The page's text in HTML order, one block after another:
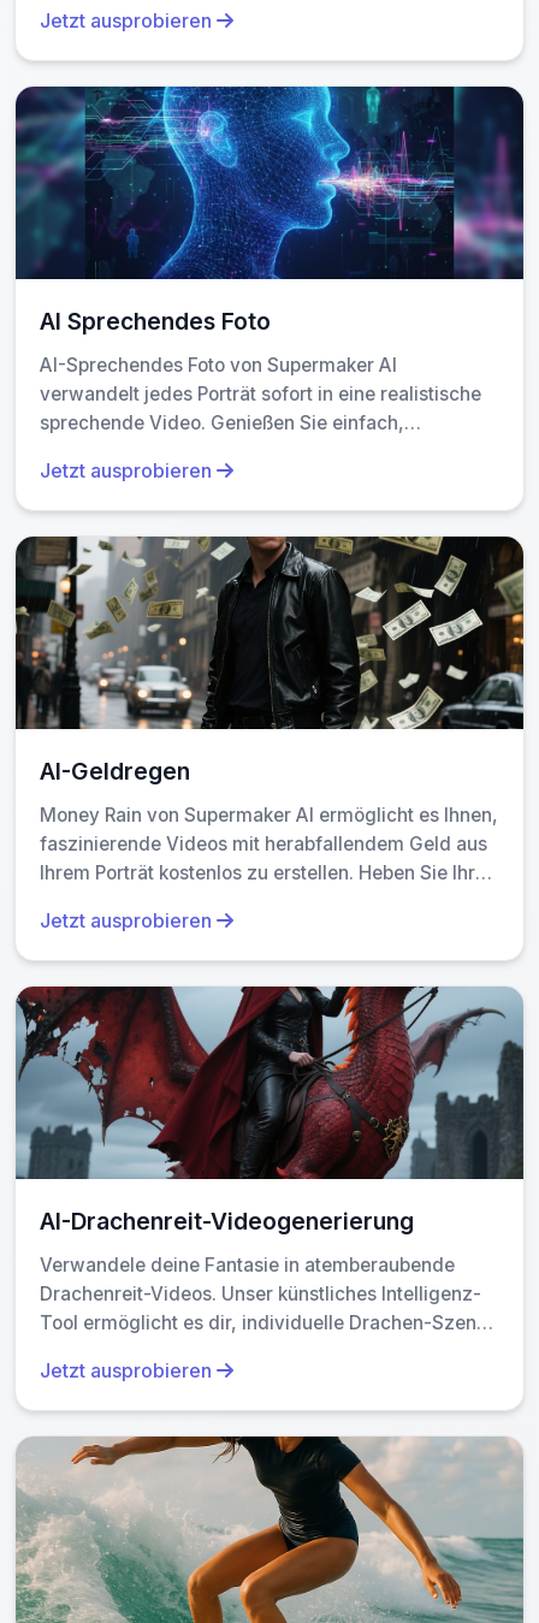
Teufelsverwandlungen, grünem Haut, Geschwüren,
schwarzen Adern und realistischen Kopfdrehungen
– alles mit Soundeffekten. Perfekt, um ohne Mühe
hochgelobtes Horrormaterial zu erstellen.
Jetzt ausprobieren
AI Sprechendes Foto
AI-Sprechendes Foto von Supermaker AI
verwandelt jedes Porträt sofort in eine realistische
sprechende Video. Genießen Sie einfach,
erforderlich. Perfekt, um Spaß und Engagement zu
Fotos mit lebensnahen Ergebnissen hinzuzufügen.
Jetzt ausprobieren
AI-Geldregen
Money Rain von Supermaker AI ermöglicht es Ihnen,
faszinierende Videos mit herabfallendem Geld aus
Ihrem Porträt kostenlos zu erstellen. Heben Sie Ihr
hervor, die Wohlstand und Spaß betonen und
Engagement mühelos steigern.
Jetzt ausprobieren
AI-Drachenreit-Videogenerierung
Verwandele deine Fantasie in atemberaubende
Drachenreit-Videos. Unser künstliches Intelligenz-
Tool ermöglicht es dir, individuelle Drachen-Szenen
müheloses Videobearbeitung und teile epische
Inhalte in nur Minuten. Kostlos nutzbar mit
leistungsstarken Bearbeitungsfunktionen.
Jetzt ausprobieren